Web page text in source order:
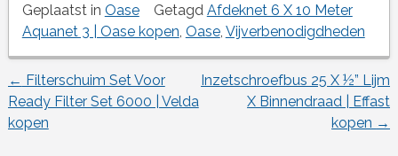
Geplaatst in Oase Getagd Afdeknet 6 X 10 Meter
Aquanet 3 | Oase kopen Oase, Vijverbenodigdheden
Berichtnavigatie
← Filterschuim Set Voor
Ready Filter Set 6000 | Velda
kopen
Inzetschroefbus 25 X ½” Lijm
X Binnendraad | Effast
kopen →